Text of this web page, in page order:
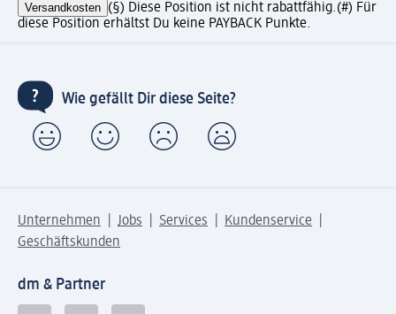
Versandkosten (§) Diese Position ist nicht rabattfähig.(#) Für
diese Position erhältst Du keine PAYBACK Punkte.
Wie gefällt Dir diese Seite?
Unternehmen Jobs Services
Kundenservice
Geschäftskunden
dm & Partner